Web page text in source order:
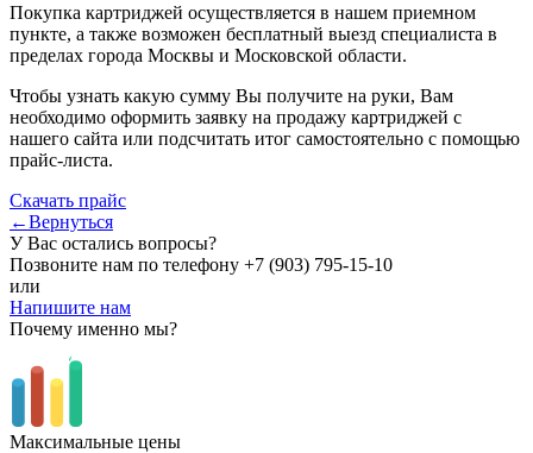
Покупка картриджей осуществляется в нашем приемном
пункте, а также возможен бесплатный выезд специалиста в
пределах города Москвы и Московской области.
Чтобы узнать какую сумму Вы получите на руки, Вам
необходимо оформить заявку на продажу картриджей с
нашего сайта или подсчитать итог самостоятельно с помощью
прайс-листа.
Скачать прайс
←Вернуться
У Вас остались вопросы?
Позвоните нам по телефону +7 (903) 795-15-10
или
Напишите нам
Почему именно мы?
Максимальные цены